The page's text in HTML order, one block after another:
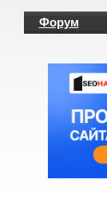
Форум